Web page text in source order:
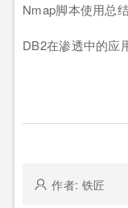
Nmap脚本使用总结
DB2在渗透中的应
作者: 铁匠